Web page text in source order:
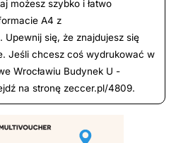
możesz szybko i łatwo
A4 z
się, że znajdujesz się
Jeśli chcesz coś wydrukować w
Wrocławiu Budynek U -
na stronę zeccer.pl/4809.